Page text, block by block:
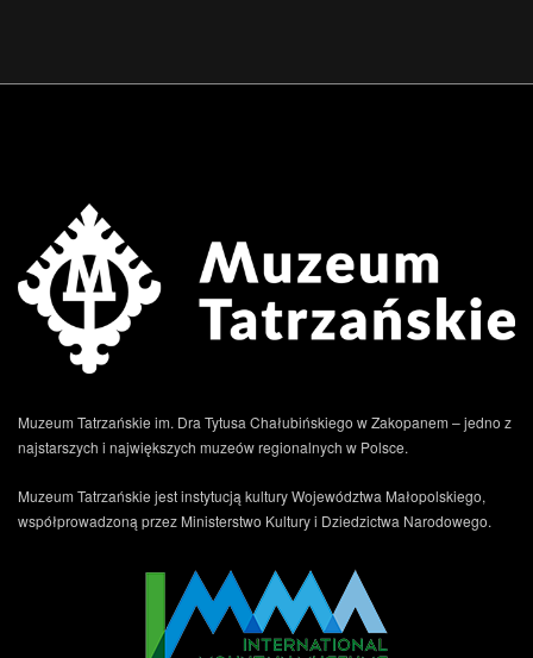
Muzeum Tatrzańskie im. Dra Tytusa Chałubińskiego w Zakopanem – jedno z
najstarszych i największych muzeów regionalnych w Polsce.
Muzeum Tatrzańskie jest instytucją kultury Województwa Małopolskiego,
współprowadzoną przez Ministerstwo Kultury i Dziedzictwa Narodowego.